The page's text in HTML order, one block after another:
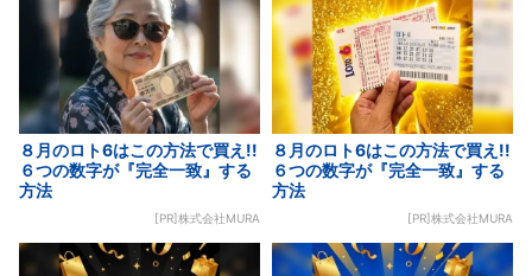
８月のロト6はこの方法で買え!!
６つの数字が『完全一致』する
方法
[PR]株式会社MURA
８月のロト6はこの方法で買え!!
６つの数字が『完全一致』する
方法
[PR]株式会社MURA